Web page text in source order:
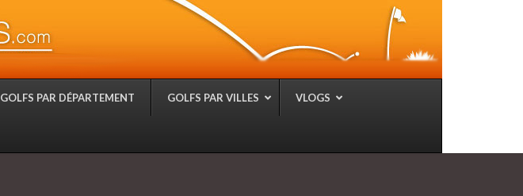
GOLFS PAR DÉPARTEMENT GOLFS PAR VILLES VLOGS